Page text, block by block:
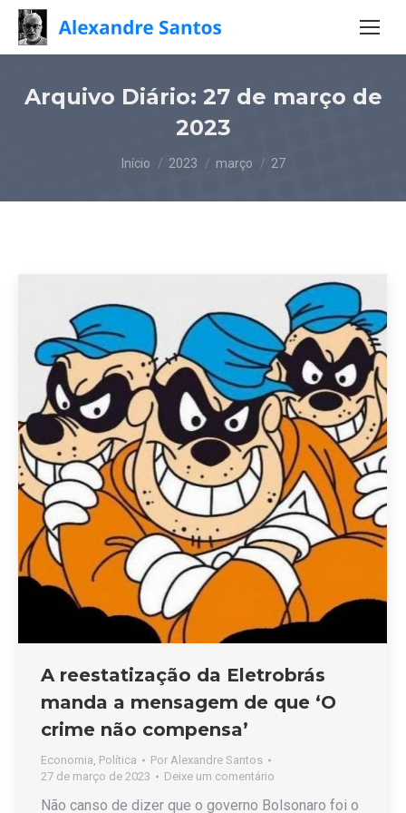
Arquivo Diário: 27 de março de
2023
Você está aqui:
Início 2023 março 27
A reestatização da Eletrobrás
manda a mensagem de que ‘O
crime não compensa’
Economia, Política Por Alexandre Santos
27 de março de 2023
Deixe um comentário
Não canso de dizer que o governo Bolsonaro foi o